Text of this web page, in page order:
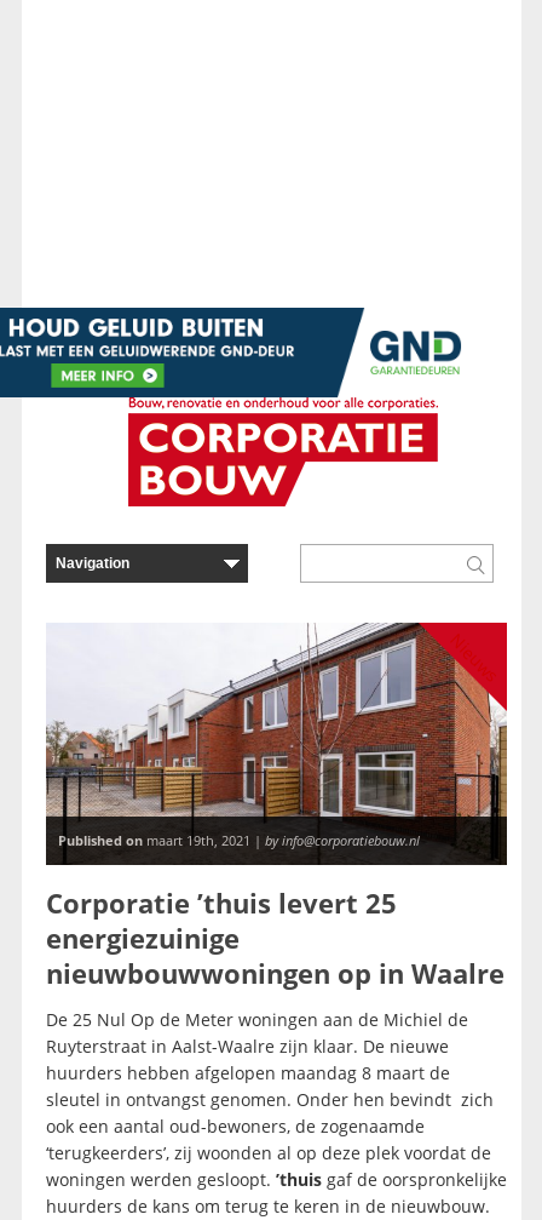
Nieuws
Published onmaart 19th, 2021 | by info@corporatiebouw.nl
Corporatie ’thuis levert 25
energiezuinige
nieuwbouwwoningen op in Waalre
De 25 Nul Op de Meter woningen aan de Michiel de
Ruyterstraat in Aalst-Waalre zijn klaar. De nieuwe
huurders hebben afgelopen maandag 8 maart de
sleutel in ontvangst genomen. Onder hen bevindt zich
ook een aantal oud-bewoners, de zogenaamde
‘terugkeerders’, zij woonden al op deze plek voordat de
woningen werden gesloopt. ’thuisgaf de oorspronkelijke
huurders de kans om terug te keren in de nieuwbouw.